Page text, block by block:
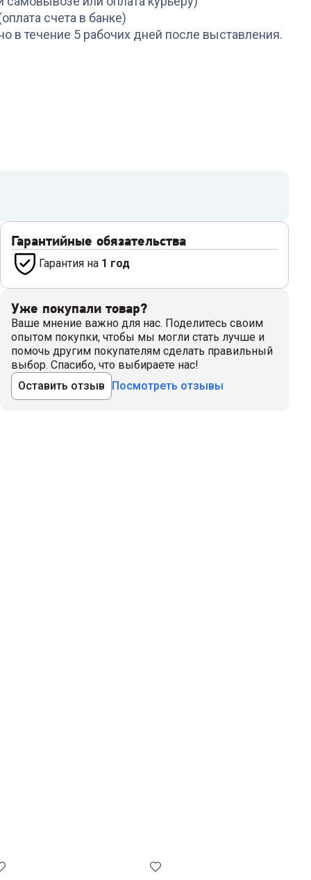
счета в банке)
в течение 5 рабочих дней после выставления.
Гарантийные обязательства
Гарантия на 1 год
Уже покупали товар?
Ваше мнение важно для нас. Поделитесь своим
опытом покупки, чтобы мы могли стать лучше и
помочь другим покупателям сделать правильный
выбор. Спасибо, что выбираете нас!
Оставить отзыв
Посмотреть отзывы